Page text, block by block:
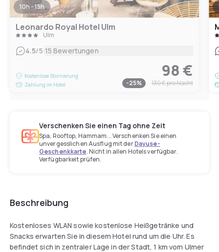
10h - 15h
Leonardo Royal Hotel Ulm
Ulm
4.5/5|15 Bewertungen
Kostenlose Stornierung
Zahlung im Hotel
98 €
-25% 130 €pro Nacht
Verschenken Sie einen Tag ohne Zeit
Spa, Rooftop, Hammam... Verschenken Sie einen
unvergesslichen Ausflug mit derDayuse-
Geschenkkarte. Nicht in allen Hotels verfügbar.
Verfügbarkeit prüfen.
Beschreibung
Kostenloses WLAN sowie kostenlose Heißgetränke und
Snacks erwarten Sie in diesem Hotel rund um die Uhr. Es
befindet sich in zentraler Lage in der Stadt, 1 km vom Ulmer